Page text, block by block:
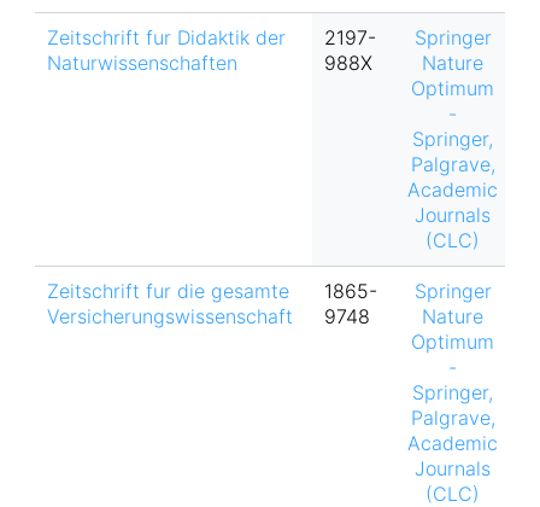
Zeitschrift fur Didaktik der
Naturwissenschaften
2197-
988X
Springer
Nature
Optimum
-
Springer,
Palgrave,
Academic
Journals
(CLC)
Zeitschrift fur die gesamte
Versicherungswissenschaft
1865-
9748
Springer
Nature
Optimum
-
Springer,
Palgrave,
Academic
Journals
(CLC)